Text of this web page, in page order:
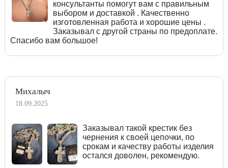
консультанты помогут вам с правильным
выбором и доставкой . Качественно
изготовленная работа и хорошие цены .
Заказывал с другой страны по предоплате.
Спасибо вам большое!
Михалыч
18.09.2025
Заказывал такой крестик без
чернения к своей цепочки, по
срокам и качеству работы изделия
остался доволен, рекомендую.